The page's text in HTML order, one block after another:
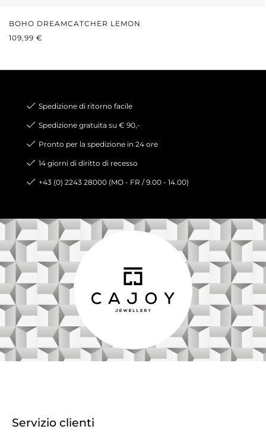
BOHO DREAMCATCHER LEMON
PREZZO NORMALE:
109,99 €
Spedizione di ritorno facile
Spedizione gratuita su € 90,-
Pronto per la spedizione in 24 ore
14 giorni di diritto di recesso
+43 (0) 2243 28000 (MO - FR / 9.00 - 14.00)
Servizio clienti